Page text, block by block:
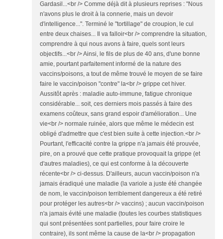
Gardasil...<br /> Comme déjà dit à plusieurs reprises : "Nous
n'avons plus le droit à la connerie, mais un devoir
d'intelligence...". Terminé le "tortillage" de croupion, le cul
entre deux chaises... Il va falloir<br /> comprendre la situation,
comprendre à qui nous avons à faire, quels sont leurs
objectifs...<br /> Ainsi, le fils de plus de 40 ans, d'une bonne
amie, pourtant parfaitement informé de la nature des
vaccins/poisons, a tout de même trouvé le moyen de se faire
faire le vaccin/poison "contre" la<br /> grippe cet hiver.
Aussitôt après : maladie auto-immune, fatigue chronique
considérable... soit, ces derniers mois passés à faire des
examens coûteux, sans grand espoir d'amélioration... Une
vie<br /> normale ruinée, alors que même le médecin est
obligé d'admettre que c'est bien suite à cette injection.<br />
Pourtant, l'efficacité contre la grippe n'a jamais été prouvée,
pire, on a prouvé que cette pratique provoquait la grippe (et
d'autres maladies), ce qui est conforme à la découverte
récente<br /> ci-dessus. D'ailleurs, aucun vaccin/poison n'a
jamais éradiqué une maladie (la variole a juste été changée
de nom, le vaccin/poison terriblement dangereux a été retiré
pour protéger les autres<br /> vaccins) ; aucun vaccin/poison
n'a jamais évité une maladie (toutes les courbes statistiques
qui sont présentées sont partielles, pour faire croire le
contraire), ils sont même la cause de la<br /> propagation